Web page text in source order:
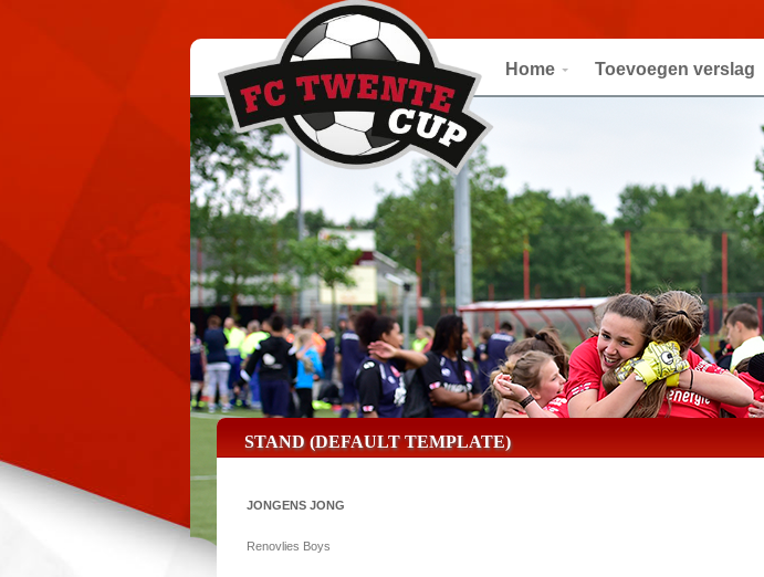
Home Toevoegen verslag
STAND (DEFAULT TEMPLATE)
JONGENS JONG
Renovlies Boys